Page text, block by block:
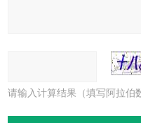
请输入计算结果（填写阿拉伯